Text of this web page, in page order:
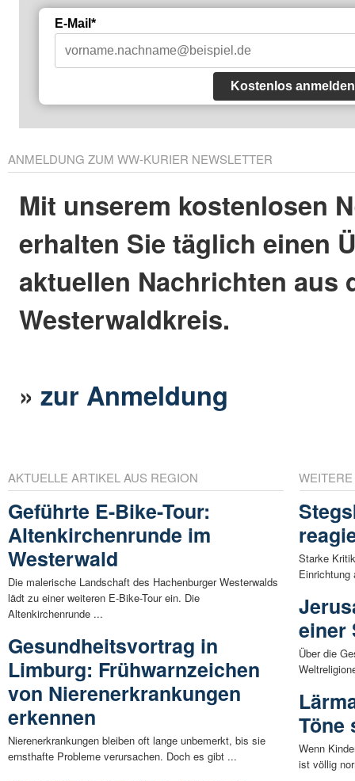
E-Mail*
Kostenlos anmelden
ANMELDUNG ZUM WW-KURIER NEWSLETTER
Mit unserem kostenlosen
erhalten Sie täglich einen
aktuellen Nachrichten aus
Westerwaldkreis.
»zur Anmeldung
AKTUELLE ARTIKEL AUS REGION
Geführte E-Bike-Tour:
Altenkirchenrunde im
Westerwald
Die malerische Landschaft des Hachenburger Westerwalds
lädt zu einer weiteren E-Bike-Tour ein. Die
Altenkirchenrunde ...
Gesundheitsvortrag in
Limburg: Frühwarnzeichen
von Nierenerkrankungen
erkennen
Nierenerkrankungen bleiben oft lange unbemerkt, bis sie
ernsthafte Probleme verursachen. Doch es gibt ...
Starke
einer
Über die
Töne
Wenn
ist völlig